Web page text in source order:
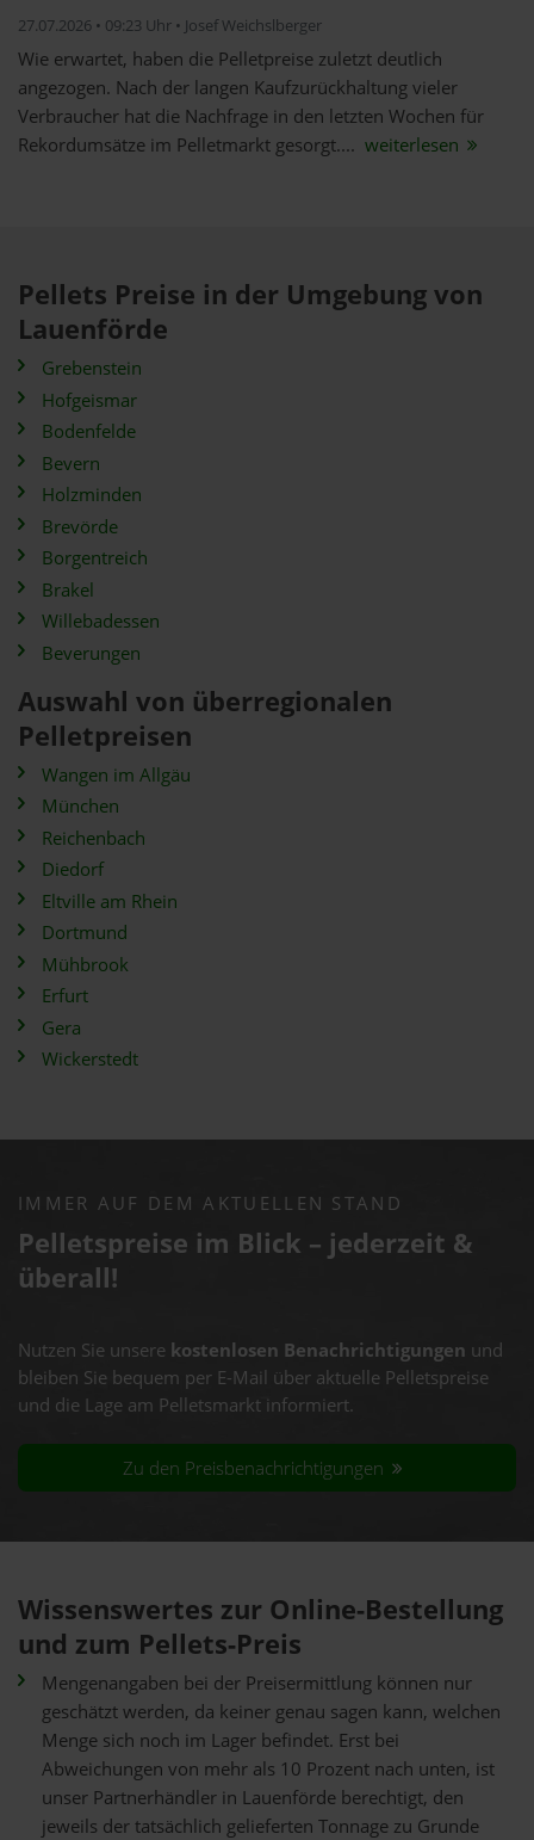
27.07.2026 • 09:23 Uhr • Josef Weichslberger
Wie erwartet, haben die Pelletpreise zuletzt deutlich
angezogen. Nach der langen Kaufzurückhaltung vieler
Verbraucher hat die Nachfrage in den letzten Wochen für
Rekordumsätze im Pelletmarkt gesorgt.... weiterlesen
Pellets Preise in der Umgebung von
Lauenförde
Grebenstein
Hofgeismar
Bodenfelde
Bevern
Holzminden
Brevörde
Borgentreich
Brakel
Willebadessen
Beverungen
Auswahl von überregionalen
Pelletpreisen
Wangen im Allgäu
München
Reichenbach
Diedorf
Eltville am Rhein
Dortmund
Mühbrook
Erfurt
Gera
Wickerstedt
IMMER AUF DEM AKTUELLEN STAND
Pelletspreise im Blick – jederzeit &
überall!
Nutzen Sie unsere kostenlosen Benachrichtigungen und
bleiben Sie bequem per E-Mail über aktuelle Pelletspreise
und die Lage am Pelletsmarkt informiert.
Zu den Preisbenachrichtigungen
Wissenswertes zur Online-Bestellung
und zum Pellets-Preis
Mengenangaben bei der Preisermittlung können nur
geschätzt werden, da keiner genau sagen kann, welchen
Menge sich noch im Lager befindet. Erst bei
Abweichungen von mehr als 10 Prozent nach unten, ist
unser Partnerhändler in Lauenförde berechtigt, den
jeweils der tatsächlich gelieferten Tonnage zu Grunde